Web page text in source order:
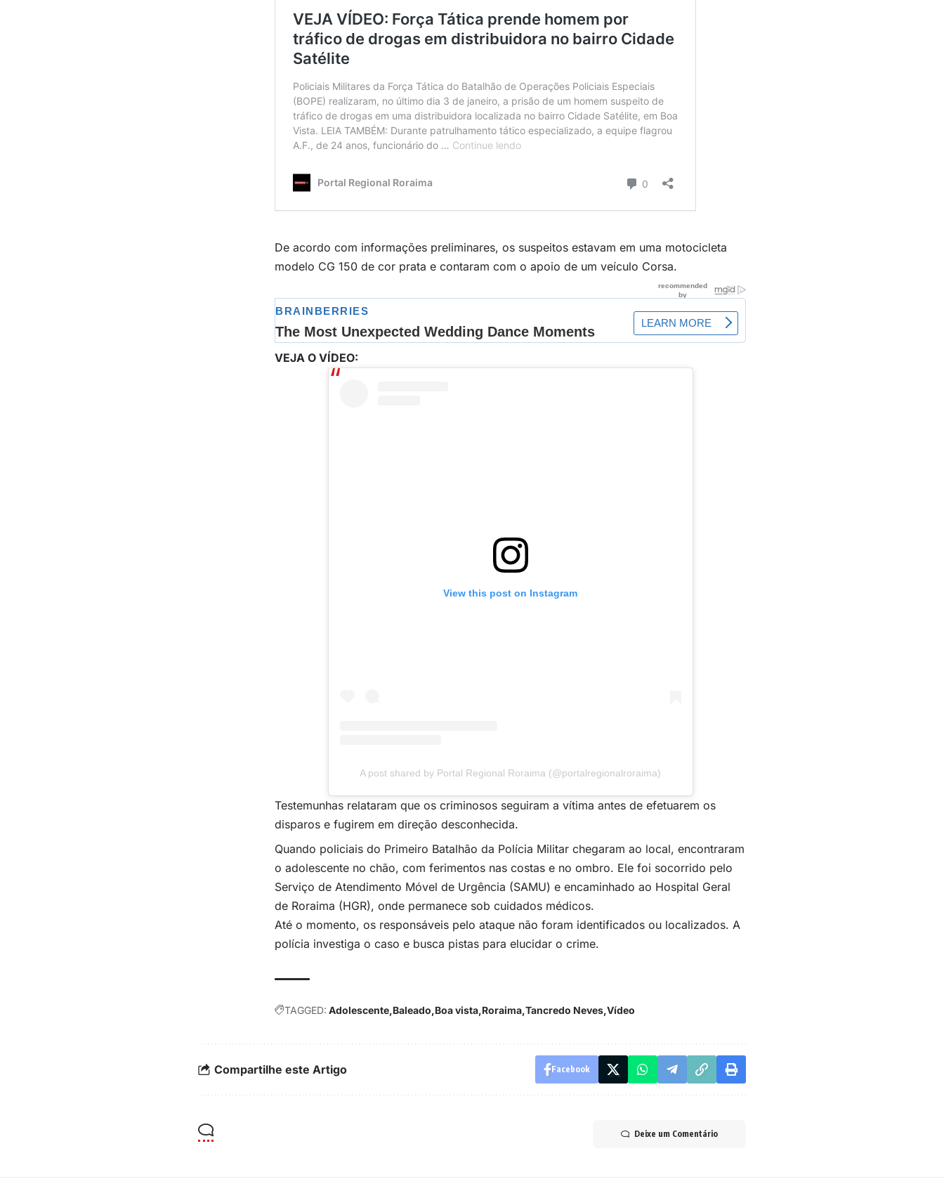
De acordo com informações preliminares, os suspeitos estavam em uma motocicleta
modelo CG 150 de cor prata e contaram com o apoio de um veículo Corsa.
VEJA O VÍDEO:
View this post on Instagram
A post shared by Portal Regional Roraima (@portalregionalroraima)
Testemunhas relataram que os criminosos seguiram a vítima antes de efetuarem os
disparos e fugirem em direção desconhecida.
Quando policiais do Primeiro Batalhão da Polícia Militar chegaram ao local, encontraram
o adolescente no chão, com ferimentos nas costas e no ombro. Ele foi socorrido pelo
Serviço de Atendimento Móvel de Urgência (SAMU) e encaminhado ao Hospital Geral
de Roraima (HGR), onde permanece sob cuidados médicos.
Até o momento, os responsáveis pelo ataque não foram identificados ou localizados. A
polícia investiga o caso e busca pistas para elucidar o crime.
TAGGED: Adolescente Baleado Boa vista Roraima Tancredo Neves Vídeo
Compartilhe este Artigo Facebook
Deixe um Comentário